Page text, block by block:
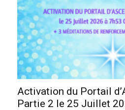
Activation du Portail
Partie 2 le 25 Juillet